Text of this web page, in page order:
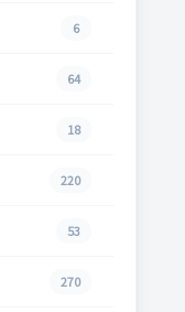
6
64
18
220
53
270